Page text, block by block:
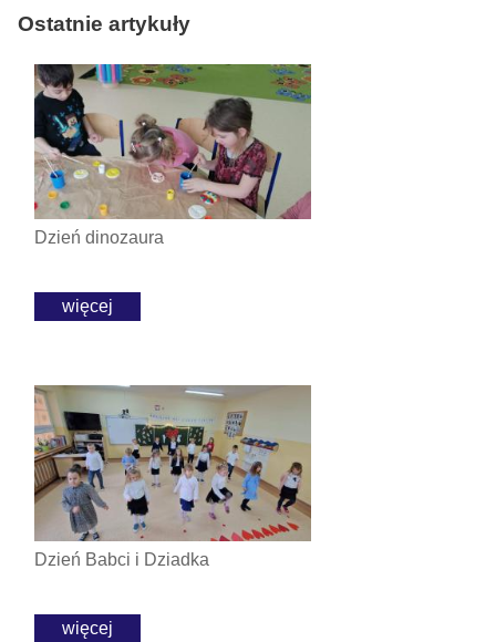
Ostatnie artykuły
Dzień dinozaura
więcej
Dzień Babci i Dziadka
więcej